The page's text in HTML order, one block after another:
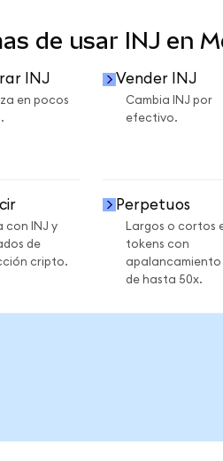
de usar INJ en
INJ
en pocos
Vender INJ
Cambia INJ por
efectivo.
con INJ y
de
cripto.
Perpetuos
Largos o cortos
tokens con
apalancamiento
de hasta 50x.